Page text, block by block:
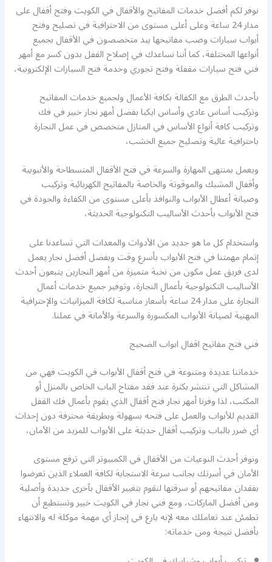
نوفر لكم أفضل خدمات المفاتيح والأقفال في الكويت وفتح أقفال على
مدار 24 ساعة وعلى أعلى مستوى من الاحترافية في تصليح وفتح
أبواب سيارات وصب مفاتيحها بيد متخصصون في الأقفال بجميع
أنواعها المختلفة، كما أننا نساعدك في إصلاح القفل بدون كسر مع أمهر
فني فتح سيارات مقفلة وفتح تجوري وخدمة فتح السيارات الإلكترونية،
بأحدث الطرق مع الكفالة بكافة الأعمال ولجميع خدمات المفاتيح
وتركيب أساس عادي وأساس ايكيا بفضل أمهر نجار خبير في فك
وتركيب كافة أنواع الأساس في المنازل متخصص في عمل النجارة
باحترافية عالية وتصليح جميع الخشب،
ويعمل بمنتهى المهارة والسرعة في فتح الأقفال المتسطاحة والأنبوبية
وأقفال المشبك والموقوتة والخاصة بالمفاتيح الكهربائية وتركيب
وصيانة أعطال الأبواب والنوافذ بأعلى مستوى من الكفاءة والجودة في
فتح الأبواب بأحدث الأساليب التكنولوجية الحديثة،
واستخدام كل ما هو جديد من الأدوات والمعدات التي تساعدنا على
إتمام مهمتنا في فتح الأبواب بأسرع وقت وبفضل أفضل نجار يعمل
لدى فريق عمل مكون من نخبة متميزة من أمهر النجارين يتبعون أحدث
الأساليب التكنولوجية بأعمال النجارة، وتوفير جميع خدمات أعمال
النجارة على مدار 24 ساعة بأسعار مناسبة لكافة الميزانيات والإحترافية
المهنية لصيانة الأبواب المكسورة والسرعة والأمانة في عملنا.
فني فتح مفاتيح اقفال ابواب الضجيج
خدماتنا عديدة ومتنوعة في فتح أقفال الأبواب في الكويت فهي من
المشاكل التي تنتشر بكثرة عند فقد مفتاح الباب الخاص بالمنزل أو
المكتب، لذا وفرنا أمهر نجار فتح أقفال الذي يقوم بأعمال فك القفل
القديم للأبواب والعمل على فتحه بسهولة وبطريقة محترفة دون إحداث
أي ضرر بالباب وتركيب أقفال حديثة على الأبواب للمزيد من الأمان،
ونوفر أحدث النوعيات من الأقفال في الكمبيوتر التي ترفع مستوى
الأمان في أسرتك بجانب سرعة الاستجابة لكافة العملاء الذين تعرضوا
بفقدان مفاتيحهم أو سرقتها لنقوم بتغيير الأقفال بآخرى جديدة وأصلية
ومن أفضل الماركات، ومع فني نجار في الكويت خبير وتستطيع أن
تطمئن عند تعاملك معه لإنه بارع في إنجاز أي مهمة موكلة له والانتهاء
بأفضل نتيجة ومن خدماته: